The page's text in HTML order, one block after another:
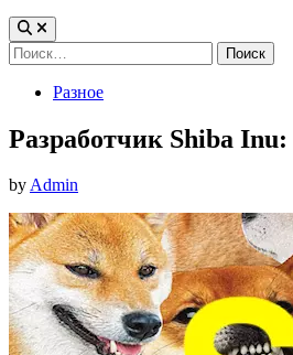
Найти:
PostedРазное
Разработчик Shiba
byAdmin